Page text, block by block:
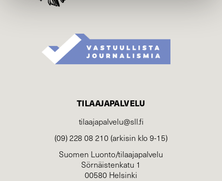
TILAAJAPALVELU
tilaajapalvelu@sll.fi
(09) 228 08 210 (arkisin klo 9-15)
Suomen Luonto/tilaajapalvelu
Sörnäistenkatu 1
00580 Helsinki